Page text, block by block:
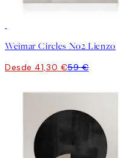
Weimar Circles No2 Lienzo
Desde 41,30 €59 €